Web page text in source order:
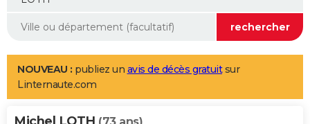
Mobiles
Meilleur smartphone
Internet
Ordinateurs
Jeux vidéo
Guide high-tech
Aménagement intérieur
LIFESTYLE
Art de vivre
Bien-être
Loisirs
Mode
Modes de vie
Alimentation
Guide de la santé
Maladies
Médicaments
Sommeil
NOUVEAU : publiez un avis de décès gratuitsur
Linternaute.com